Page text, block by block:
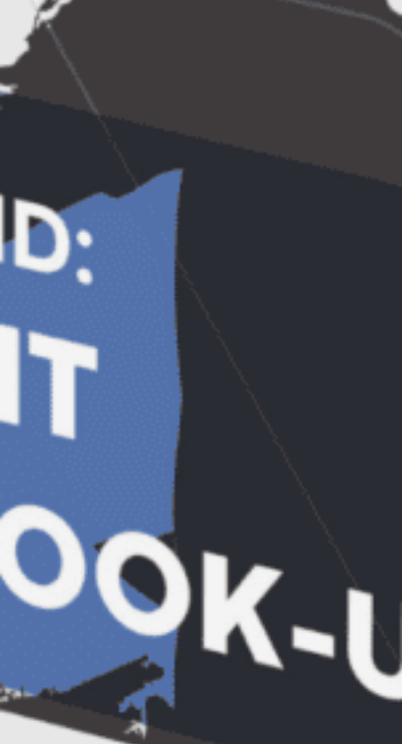
Vizibilitate sporita
eficient este cel care se face usor remarcat,
de la o distanta apreciabila, indiferent de
momentul zilei. Tocmai de aceea,
majoritatea solutiilor de top sunt colorate
cu alb, rosu sau portocaliu si dispun si de
pe timp de noapte, sub actiunea stalpilor
de iluminat sau a farurilor autoturismelor.
Exista si semnalizatoare care dispun de
becuri si acumulatori, in asa fel incat sa
poata fi utilizate si in locuri extrem de
intunecate, fara riscul de a nu fi observate
Rezistenta indelungata
important in functie de care sa alegi
semnalizatoare rutiere este reprezentat de
calitatea materialelor din care sunt
fabricate. Cele mai bune solutii sunt
produse din materiale plastice flexibile.
Aceste materiale garanteaza rezistenta
buna la umiditate, iar flexiblitatea lor le face
sa nu fie periculoase pentru oameni sau
Ergonomie– un ultim aspect foarte
important este cel legat de ergonomie.
Trebuie sa folosesti semnalizatoare pe
care sa le poti monta, deplasa si depozita
usor, ori de cate ori este necesar.